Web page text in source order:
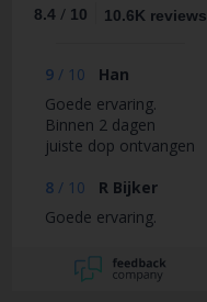
8.4 / 10 10.6K reviews
9 / 10
Han
Goede ervaring.
Binnen 2 dagen
juiste dop ontvangen
verkeerd dop
ontvangen.
8 / 10
R Bijker
Goede ervaring.